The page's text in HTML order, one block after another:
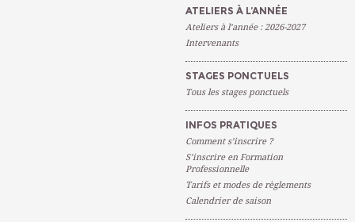
ATELIERS À L’ANNÉE
Ateliers à l’année : 2026-2027
Intervenants
STAGES PONCTUELS
Tous les stages ponctuels
INFOS PRATIQUES
Comment s’inscrire ?
S’inscrire en Formation
Professionnelle
Tarifs et modes de règlements
Calendrier de saison